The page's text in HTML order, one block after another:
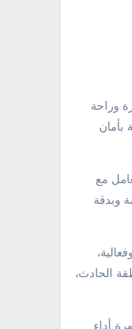
وراحة
بأمان
مع
وبدقة
الحادث،
أداء